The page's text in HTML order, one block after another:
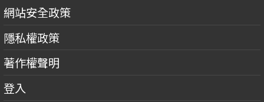
網站安全政策
隱私權政策
著作權聲明
登入